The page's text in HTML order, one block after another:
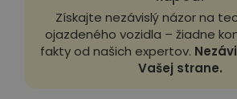
Získajte nezávislý názor na
ojazdeného vozidla – žiadne
fakty od našich expertov.
Vašej strane.